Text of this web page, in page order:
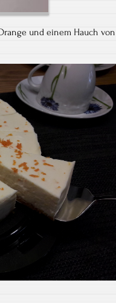
und einem Hauch von